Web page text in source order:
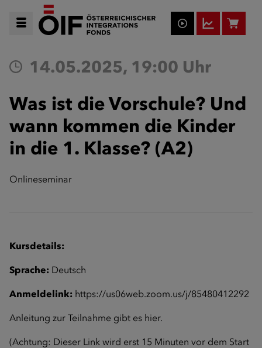
14.05.2025, 19:00 Uhr
Was ist die Vorschule? Und
wann kommen die Kinder
in die 1. Klasse? (A2)
Onlineseminar
Kursdetails:
Sprache: Deutsch
Anmeldelink: https://us06web.zoom.us/j/85480412292
Anleitung zur Teilnahme gibt es hier.
(Achtung: Dieser Link wird erst 15 Minuten vor dem Start